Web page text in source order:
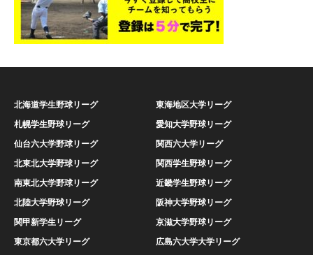
北海道学生野球リーグ
札幌学生野球リーグ
仙台六大学野球リーグ
北東北大学野球リーグ
南東北大学野球リーグ
北陸大学野球リーグ
関甲新学生リーグ
東京都六大学リーグ
東海地区大学リーグ
愛知大学野球リーグ
関西六大学リーグ
関西学生野球リーグ
近畿学生野球リーグ
阪神大学野球リーグ
京滋大学野球リーグ
広島六大学大学リーグ